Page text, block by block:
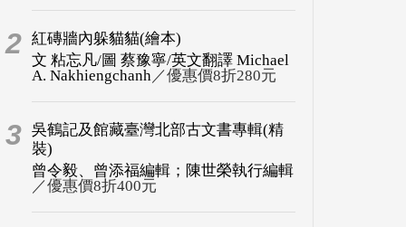
2 紅磚牆內躲貓貓(繪本)
文 粘忘凡/圖 蔡豫寧/英文翻譯 Michael
A. Nakhiengchanh／優惠價8折280元
3 吳鶴記及館藏臺灣北部古文書專輯(精
裝)
曾令毅、曾添福編輯；陳世榮執行編輯
／優惠價8折400元